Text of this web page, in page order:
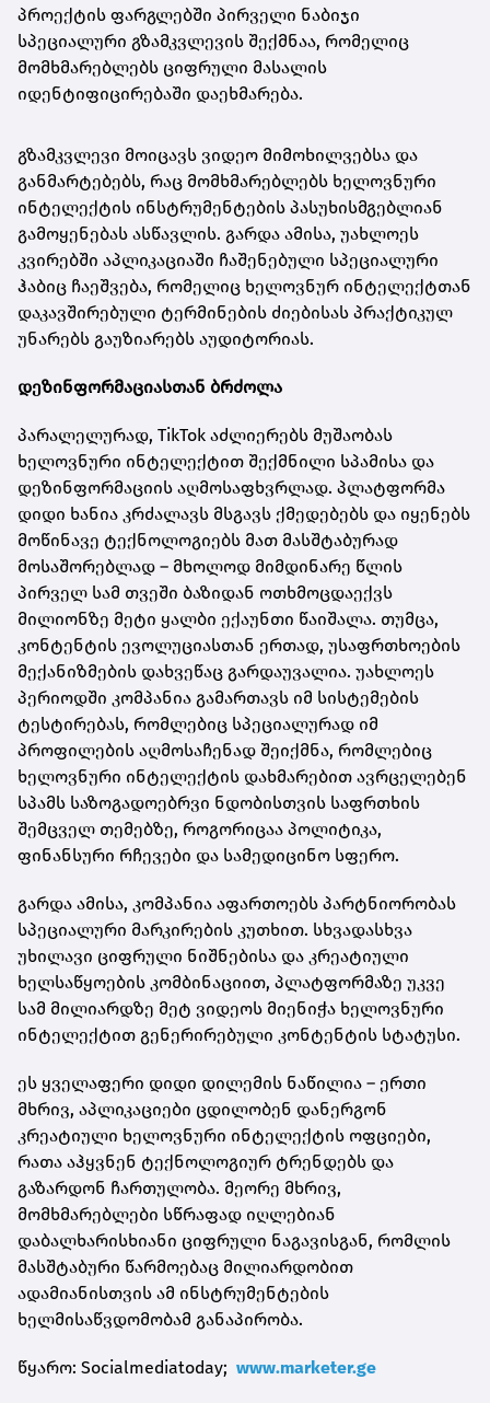
პროექტის ფარგლებში პირველი ნაბიჯი
სპეციალური გზამკვლევის შექმნაა, რომელიც
მომხმარებლებს ციფრული მასალის
იდენტიფიცირებაში დაეხმარება.
გზამკვლევი მოიცავს ვიდეო მიმოხილვებსა და
განმარტებებს, რაც მომხმარებლებს ხელოვნური
ინტელექტის ინსტრუმენტების პასუხისმგებლიან
გამოყენებას ასწავლის. გარდა ამისა, უახლოეს
კვირებში აპლიკაციაში ჩაშენებული სპეციალური
ჰაბიც ჩაეშვება, რომელიც ხელოვნურ ინტელექტთან
დაკავშირებული ტერმინების ძიებისას პრაქტიკულ
უნარებს გაუზიარებს აუდიტორიას.
დეზინფორმაციასთან ბრძოლა
პარალელურად, TikTok აძლიერებს მუშაობას
ხელოვნური ინტელექტით შექმნილი სპამისა და
დეზინფორმაციის აღმოსაფხვრლად. პლატფორმა
დიდი ხანია კრძალავს მსგავს ქმედებებს და იყენებს
მოწინავე ტექნოლოგიებს მათ მასშტაბურად
მოსაშორებლად – მხოლოდ მიმდინარე წლის
პირველ სამ თვეში ბაზიდან ოთხმოცდაექვს
მილიონზე მეტი ყალბი ექაუნთი წაიშალა. თუმცა,
კონტენტის ევოლუციასთან ერთად, უსაფრთხოების
მექანიზმების დახვეწაც გარდაუვალია. უახლოეს
პერიოდში კომპანია გამართავს იმ სისტემების
ტესტირებას, რომლებიც სპეციალურად იმ
პროფილების აღმოსაჩენად შეიქმნა, რომლებიც
ხელოვნური ინტელექტის დახმარებით ავრცელებენ
სპამს საზოგადოებრვი ნდობისთვის საფრთხის
შემცველ თემებზე, როგორიცაა პოლიტიკა,
ფინანსური რჩევები და სამედიცინო სფერო.
გარდა ამისა, კომპანია აფართოებს პარტნიორობას
სპეციალური მარკირების კუთხით. სხვადასხვა
უხილავი ციფრული ნიშნებისა და კრეატიული
ხელსაწყოების კომბინაციით, პლატფორმაზე უკვე
სამ მილიარდზე მეტ ვიდეოს მიენიჭა ხელოვნური
ინტელექტით გენერირებული კონტენტის სტატუსი.
ეს ყველაფერი დიდი დილემის ნაწილია – ერთი
მხრივ, აპლიკაციები ცდილობენ დანერგონ
კრეატიული ხელოვნური ინტელექტის ოფციები,
რათა აჰყვნენ ტექნოლოგიურ ტრენდებს და
გაზარდონ ჩართულობა. მეორე მხრივ,
მომხმარებლები სწრაფად იღლებიან
დაბალხარისხიანი ციფრული ნაგავისგან, რომლის
მასშტაბური წარმოებაც მილიარდობით
ადამიანისთვის ამ ინსტრუმენტების
ხელმისაწვდომობამ განაპირობა.
წყარო: Socialmediatoday; www.marketer.ge